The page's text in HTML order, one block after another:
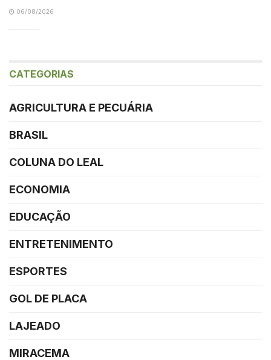
06/08/2026
CATEGORIAS
AGRICULTURA E PECUÁRIA
BRASIL
COLUNA DO LEAL
ECONOMIA
EDUCAÇÃO
ENTRETENIMENTO
ESPORTES
GOL DE PLACA
LAJEADO
MIRACEMA